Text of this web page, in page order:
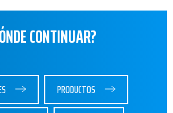
CONTINUAR?
PRODUCTOS